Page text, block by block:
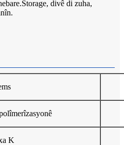
divê di zuha,
K